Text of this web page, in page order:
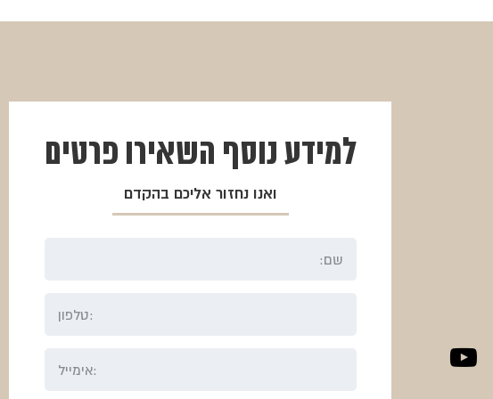
₪600.
₪450.
₪550.
₪413.
למידע נוסף השאירו פרטים
ואנו נחזור אליכם בהקדם